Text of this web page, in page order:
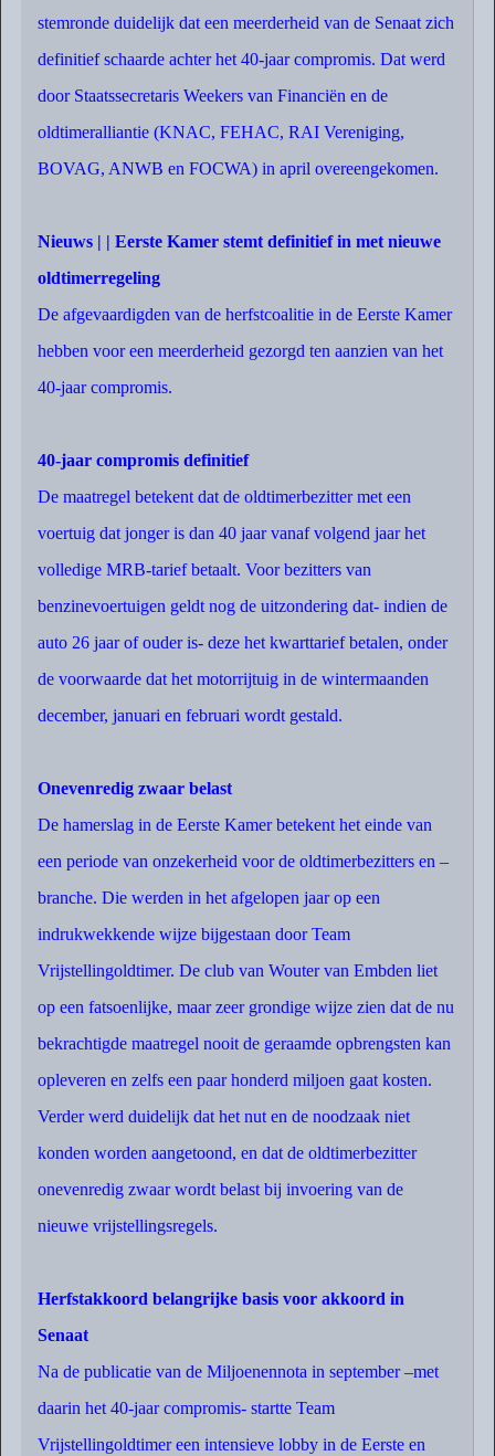
stemronde duidelijk dat een meerderheid van de Senaat zich
definitief schaarde achter het 40-jaar compromis. Dat werd
door Staatssecretaris Weekers van Financiën en de
oldtimeralliantie (KNAC, FEHAC, RAI Vereniging,
BOVAG, ANWB en FOCWA) in april overeengekomen.
Nieuws | | Eerste Kamer stemt definitief in met nieuwe
oldtimerregeling
De afgevaardigden van de herfstcoalitie in de Eerste Kamer
hebben voor een meerderheid gezorgd ten aanzien van het
40-jaar compromis.
40-jaar compromis definitief
De maatregel betekent dat de oldtimerbezitter met een
voertuig dat jonger is dan 40 jaar vanaf volgend jaar het
volledige MRB-tarief betaalt. Voor bezitters van
benzinevoertuigen geldt nog de uitzondering dat- indien de
auto 26 jaar of ouder is- deze het kwarttarief betalen, onder
de voorwaarde dat het motorrijtuig in de wintermaanden
december, januari en februari wordt gestald.
Onevenredig zwaar belast
De hamerslag in de Eerste Kamer betekent het einde van
een periode van onzekerheid voor de oldtimerbezitters en –
branche. Die werden in het afgelopen jaar op een
indrukwekkende wijze bijgestaan door Team
Vrijstellingoldtimer. De club van Wouter van Embden liet
op een fatsoenlijke, maar zeer grondige wijze zien dat de nu
bekrachtigde maatregel nooit de geraamde opbrengsten kan
opleveren en zelfs een paar honderd miljoen gaat kosten.
Verder werd duidelijk dat het nut en de noodzaak niet
konden worden aangetoond, en dat de oldtimerbezitter
onevenredig zwaar wordt belast bij invoering van de
nieuwe vrijstellingsregels.
Herfstakkoord belangrijke basis voor akkoord in
Senaat
Na de publicatie van de Miljoenennota in september –met
daarin het 40-jaar compromis- startte Team
Vrijstellingoldtimer een intensieve lobby in de Eerste en